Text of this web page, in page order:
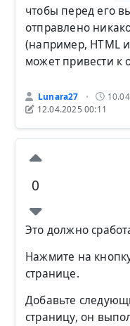
чтобы перед его
отправлено
(например, HTML
может привести к
Lunara27 •
12.04.2025 00:11
0
Это должно
Нажмите на
странице.
Добавьте
страницу, он